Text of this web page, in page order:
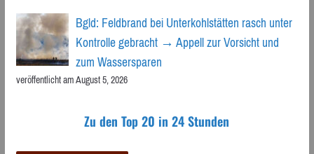
Bgld: Feldbrand bei Unterkohlstätten rasch unter
Kontrolle gebracht → Appell zur Vorsicht und
zum Wassersparen
veröffentlicht am August 5, 2026
Zu den Top 20 in 24 Stunden